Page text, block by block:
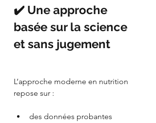
✔️ Une approche
basée sur la science
et sans jugement
L’approche moderne en nutrition
repose sur :
des données probantes